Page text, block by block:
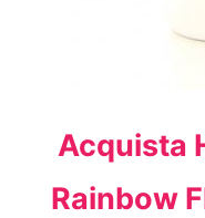
Acquista
Rainbow